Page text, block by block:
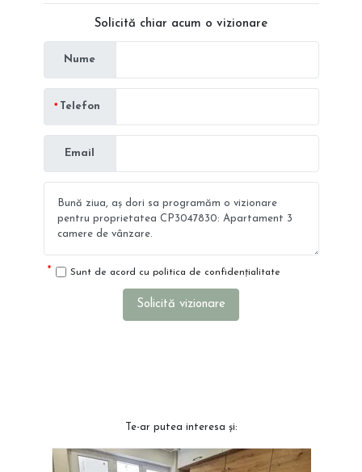
Solicită chiar acum o vizionare
Nume
Telefon
Email
Sunt de acord cu politica de confidențialitate
Solicită vizionare
Te-ar putea interesa și: